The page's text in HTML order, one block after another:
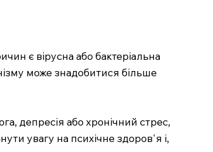
є вірусна або бактеріальна
може знадобитися більше
депресія або хронічний стрес,
увагу на психічне здоров'я і,